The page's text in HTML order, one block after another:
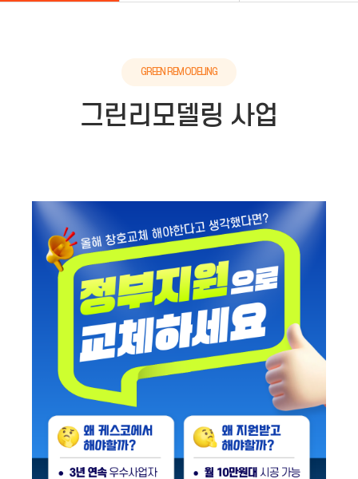
GREEN REMODELING
그린리모델링 사업